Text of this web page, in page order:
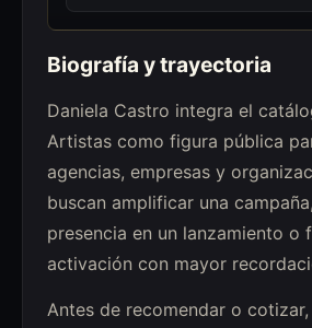
Biografía y trayectoria
Daniela Castro integra el
Artistas como figura pública
agencias, empresas y
buscan amplificar una
presencia en un lanzamiento o
activación con mayor
Antes de recomendar o